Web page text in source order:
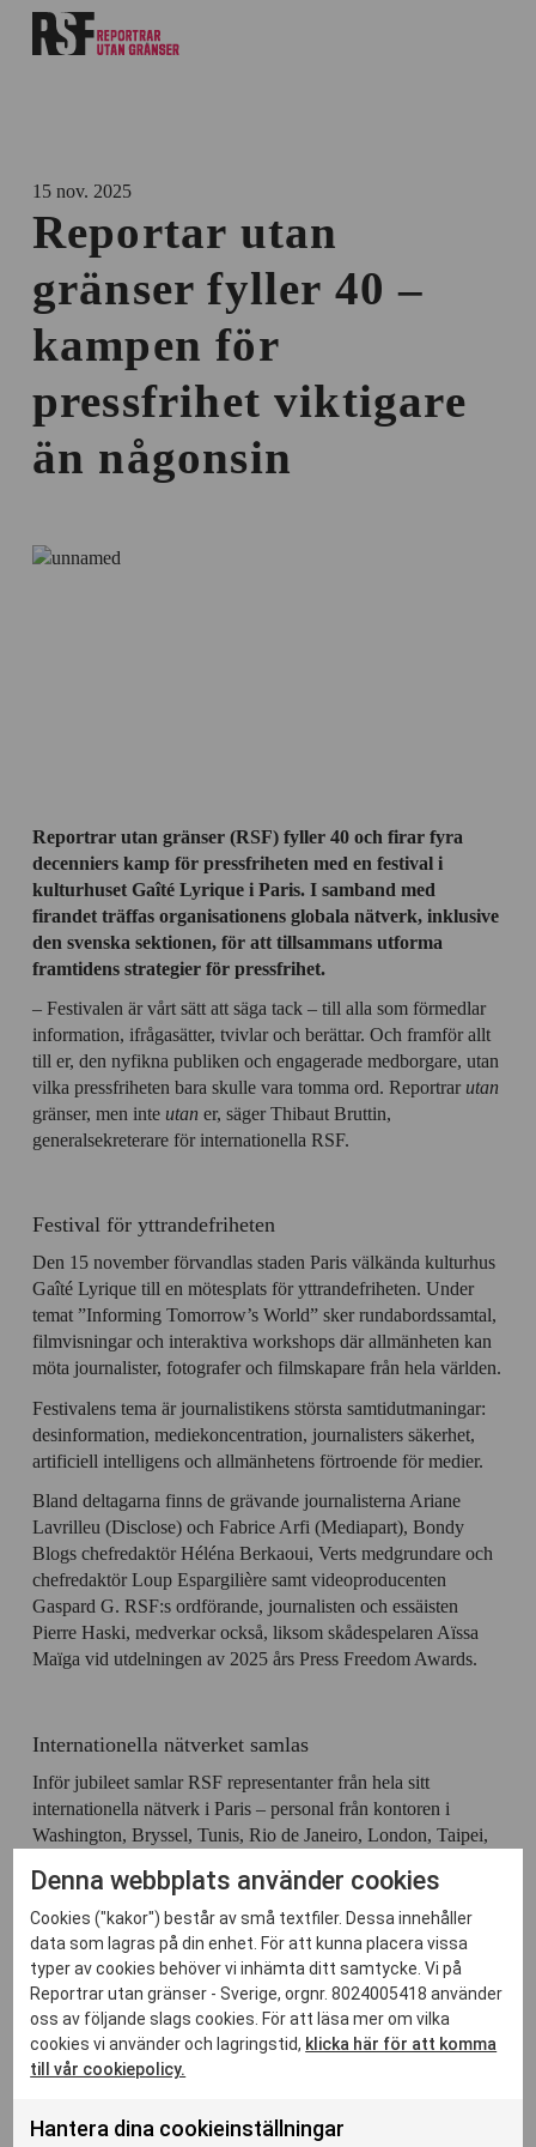
15 nov. 2025
Reportar utan
gränser fyller 40 –
kampen för
pressfrihet viktigare
än någonsin
Reportrar utan gränser (RSF) fyller 40 och firar fyra
decenniers kamp för pressfriheten med en festival i
kulturhuset Gaîté Lyrique i Paris. I samband med
firandet träffas organisationens globala nätverk, inklusive
den svenska sektionen, för att tillsammans utforma
framtidens strategier för pressfrihet.
– Festivalen är vårt sätt att säga tack – till alla som förmedlar
information, ifrågasätter, tvivlar och berättar. Och framför allt
till er, den nyfikna publiken och engagerade medborgare, utan
vilka pressfriheten bara skulle vara tomma ord. Reportrarutan
gränser, men inteutan er, säger Thibaut Bruttin,
generalsekreterare för internationella RSF.
Festival för yttrandefriheten
Den 15 november förvandlas staden Paris välkända kulturhus
Gaîté Lyrique till en mötesplats för yttrandefriheten. Under
temat ”Informing Tomorrow’s World” sker rundabordssamtal,
filmvisningar och interaktiva workshops där allmänheten kan
möta journalister, fotografer och filmskapare från hela världen.
Festivalens tema är journalistikens största samtidutmaningar:
desinformation, mediekoncentration, journalisters säkerhet,
artificiell intelligens och allmänhetens förtroende för medier.
Bland deltagarna finns de grävande journalisterna Ariane
Lavrilleu (Disclose) och Fabrice Arfi (Mediapart), Bondy
Blogs chefredaktör Héléna Berkaoui, Verts medgrundare och
chefredaktör Loup Espargilière samt videoproducenten
Gaspard G. RSF:s ordförande, journalisten och essäisten
Pierre Haski, medverkar också, liksom skådespelaren Aïssa
Maïga vid utdelningen av 2025 års Press Freedom Awards.
Internationella nätverket samlas
Inför jubileet samlar RSF representanter från hela sitt
internationella nätverk i Paris – personal från kontoren i
Washington, Bryssel, Tunis, Rio de Janeiro, London, Taipei,
Mexiko och Pakistan samt medlemmar från organisationens
sektioner i Sverige, Tyskland, Spanien, Österrike, Schweiz
och Finland.
Mötet speglar RSF:s globala uppdrag: ett solidaritetsnätverk
som arbetar oförtröttligt för att skydda hotade journalister och
främja fri tillgång till information på alla kontinenter. Syftet är
att tillsammans formulera strategier och verktyg för framtidens
Denna webbplats använder cookies
Cookies ("kakor") består av små textfiler. Dessa innehåller
data som lagras på din enhet. För att kunna placera vissa
typer av cookies behöver vi inhämta ditt samtycke. Vi på
Reportrar utan gränser - Sverige, orgnr. 8024005418 använder
oss av följande slags cookies. För att läsa mer om vilka
cookies vi använder och lagringstid, klicka här för att komma
till vår cookiepolicy.
Hantera dina cookieinställningar